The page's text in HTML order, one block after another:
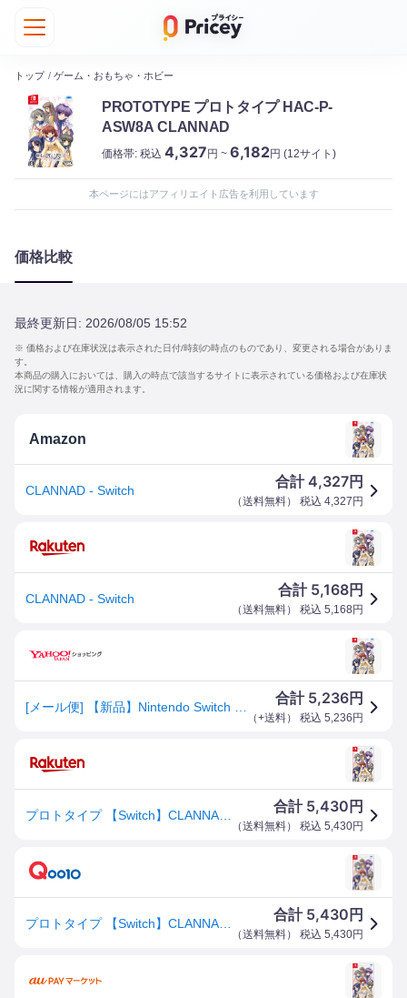
トップ / ゲーム・おもちゃ・ホビー
PROTOTYPE プロトタイプ HAC-P-
ASW8A CLANNAD
価格帯: 税込 4,327円 ~ 6,182円 (12サイト)
本ページにはアフィリエイト広告を利用しています
価格比較
最終更新日: 2026/08/05 15:52
※ 価格および在庫状況は表示された日付/時刻の時点のものであり、変更される場合がありま
す。
本商品の購入においては、購入の時点で該当するサイトに表示されている価格および在庫状
況に関する情報が適用されます。
Amazon
CLANNAD - Switch
合計4,327円
（送料無料） 税込 4,327 円
CLANNAD - Switch
合計 5,168円
（送料無料） 税込 5,168 円
合計 5,236円
（+送料） 税込 5,236 円
合計 5,430 円
（送料無料） 税込 5,430円
合計 5,430 円
（送料無料） 税込 5,430円